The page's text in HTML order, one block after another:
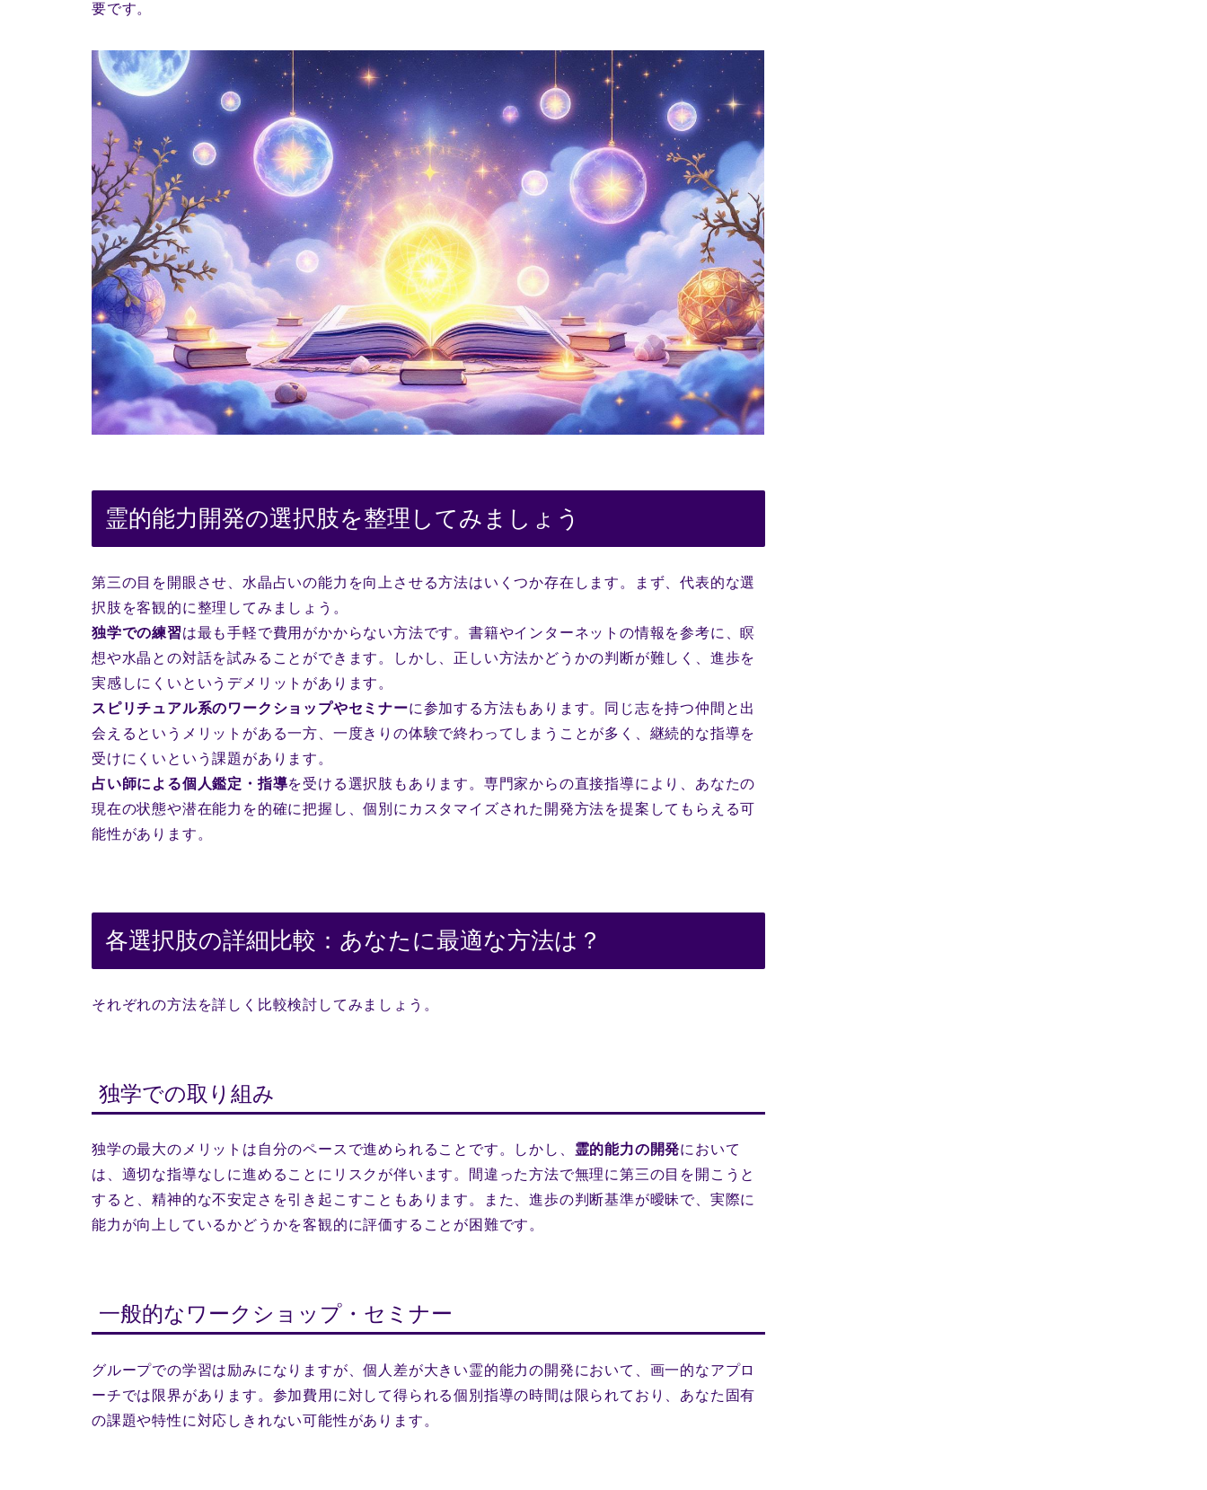
要です。
霊的能力開発の選択肢を整理してみましょう
第三の目を開眼させ、水晶占いの能力を向上させる方法はいくつか存在します。まず、代表的な選
択肢を客観的に整理してみましょう。
独学での練習は最も手軽で費用がかからない方法です。書籍やインターネットの情報を参考に、瞑
想や水晶との対話を試みることができます。しかし、正しい方法かどうかの判断が難しく、進歩を
実感しにくいというデメリットがあります。
スピリチュアル系のワークショップやセミナーに参加する方法もあります。同じ志を持つ仲間と出
会えるというメリットがある一方、一度きりの体験で終わってしまうことが多く、継続的な指導を
受けにくいという課題があります。
占い師による個人鑑定・指導を受ける選択肢もあります。専門家からの直接指導により、あなたの
現在の状態や潜在能力を的確に把握し、個別にカスタマイズされた開発方法を提案してもらえる可
能性があります。
各選択肢の詳細比較：あなたに最適な方法は？
それぞれの方法を詳しく比較検討してみましょう。
独学での取り組み
独学の最大のメリットは自分のペースで進められることです。しかし、 霊的能力の開発において
は、適切な指導なしに進めることにリスクが伴います。間違った方法で無理に第三の目を開こうと
すると、精神的な不安定さを引き起こすこともあります。また、進歩の判断基準が曖昧で、実際に
能力が向上しているかどうかを客観的に評価することが困難です。
一般的なワークショップ・セミナー
グループでの学習は励みになりますが、個人差が大きい霊的能力の開発において、画一的なアプロ
ーチでは限界があります。参加費用に対して得られる個別指導の時間は限られており、あなた固有
の課題や特性に対応しきれない可能性があります。